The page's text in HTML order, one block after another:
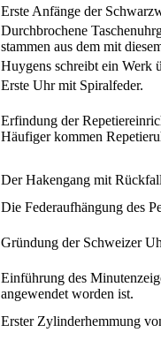
Erste Anfänge der
Durchbrochene
stammen aus dem mit
Huygens schreibt ein Werk
Erste Uhr mit Spiralfeder.
Erfindung der
Häufiger kommen
Der Hakengang mit
Die Federaufhängung des
Gründung der Schweizer
Einführung des
angewendet worden ist.
Erster Zylinderhemmung